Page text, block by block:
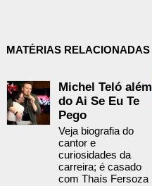
MATÉRIAS RELACIONADAS
Michel Teló além
do Ai Se Eu Te
Pego
Veja biografia do
cantor e
curiosidades da
carreira; é casado
com Thaís Fersoza